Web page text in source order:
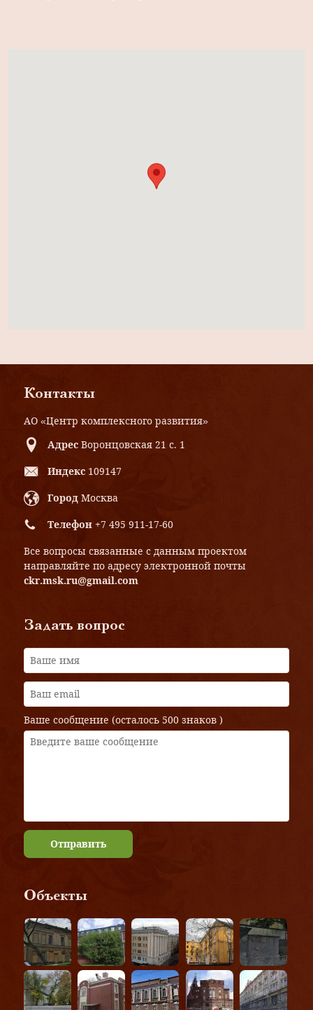
Контакты
АО «Центр комплексного развития»
Адрес Воронцовская 21 с. 1
Индекс 109147
Город Москва
Телефон +7 495 911-17-60
Все вопросы связанные с данным проектом
направляйте по адресу электронной почты
ckr.msk.ru@gmail.com
Задать вопрос
Ваше сообщение (осталось 500 знаков )
Отправить
Объекты